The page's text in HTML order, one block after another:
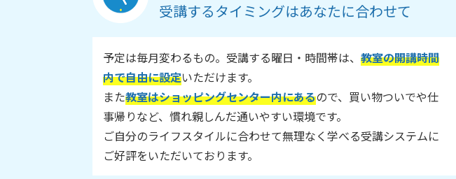
受講するタイミングはあなたに合わせて
予定は毎月変わるもの。受講する曜日・時間帯は、 教室の開講時間
内で自由に設定いただけます。
また教室はショッピングセンター内にあるので、買い物ついでや仕
事帰りなど、慣れ親しんだ通いやすい環境です。
ご自分のライフスタイルに合わせて無理なく学べる受講システムに
ご好評をいただいております。